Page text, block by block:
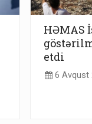
HƏMAS
etdi
6 Avqust